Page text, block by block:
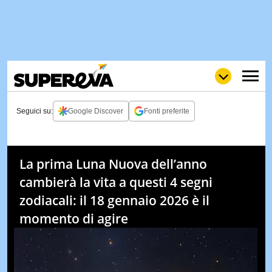
NEWS
& TV
Seguici su: Google Discover Fonti preferite
La prima Luna Nuova dell’anno
cambierà la vita a questi 4 segni
zodiacali: il 18 gennaio 2026 è il
momento di agire